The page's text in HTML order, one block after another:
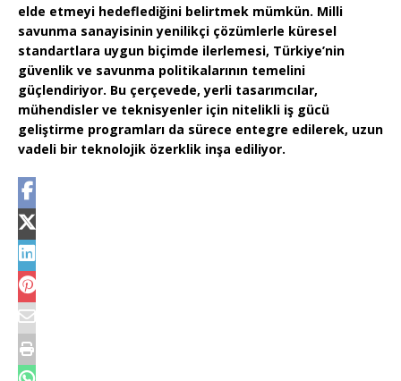
elde etmeyi hedeflediğini belirtmek mümkün. Milli
savunma sanayisininyenilikçi çözümlerle küresel
standartlara uygun biçimde ilerlemesi, Türkiye’nin
güvenlik ve savunma politikalarının temelini
güçlendiriyor. Bu çerçevede, yerli tasarımcılar,
mühendisler ve teknisyenler için nitelikli iş gücü
geliştirme programları da sürece entegre edilerek, uzun
vadeli bir teknolojik özerklik inşa ediliyor.